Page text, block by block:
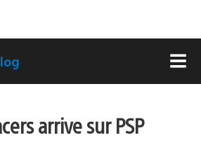
arrive sur PSP